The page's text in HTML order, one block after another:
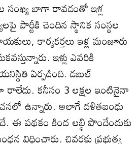
సంఖ్య బాగా రావడంతో ఇళ్ల
పార్టీకి చెందిన స్థానిక సంస్థల
కార్యకర్తలు ఇళ్ల మంజూరు
ఇళ్లు ఎవరికి
ఏర్పడింది. డబుల్‌
రాలేదు. కనీసం 3 లక్షల ఇంటినైనా
ఉన్నారు. అలాగే దళితబంధు
ఈ పథకం కింద లబ్ధి పొందేందుకు
విధించారు. చివరకు ప్రభుత్వ